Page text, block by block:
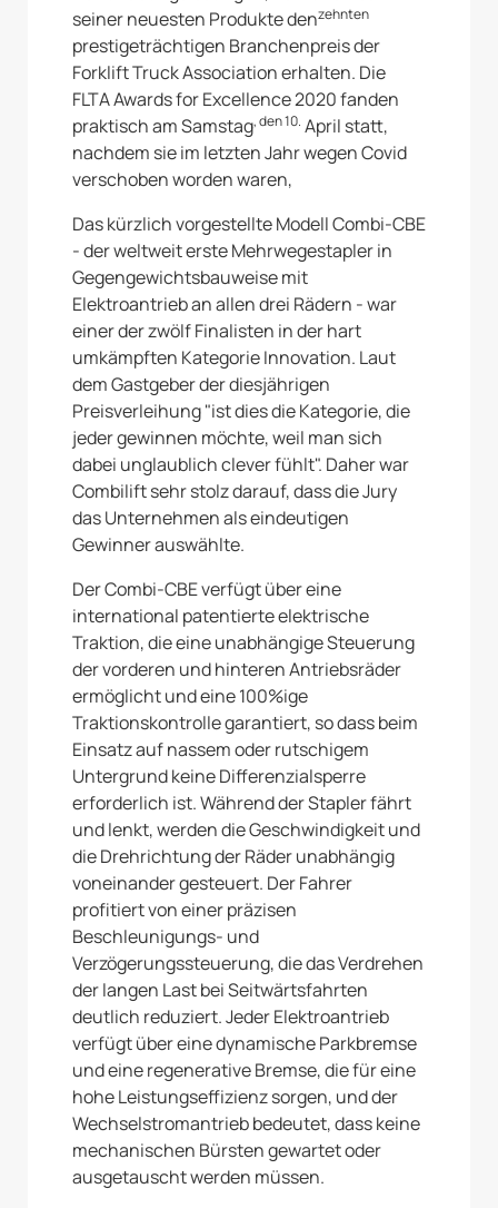
seiner neuesten Produkte denzehnten
prestigeträchtigen Branchenpreis der
Forklift Truck Association erhalten. Die
FLTA Awards for Excellence 2020 fanden
praktisch am Samstag, den 10. April statt,
nachdem sie im letzten Jahr wegen Covid
verschoben worden waren,
Das kürzlich vorgestellte Modell Combi-CBE
- der weltweit erste Mehrwegestapler in
Gegengewichtsbauweise mit
Elektroantrieb an allen drei Rädern - war
einer der zwölf Finalisten in der hart
umkämpften Kategorie Innovation. Laut
dem Gastgeber der diesjährigen
Preisverleihung "ist dies die Kategorie, die
jeder gewinnen möchte, weil man sich
dabei unglaublich clever fühlt". Daher war
Combilift sehr stolz darauf, dass die Jury
das Unternehmen als eindeutigen
Gewinner auswählte.
Der Combi-CBE verfügt über eine
international patentierte elektrische
Traktion, die eine unabhängige Steuerung
der vorderen und hinteren Antriebsräder
ermöglicht und eine 100%ige
Traktionskontrolle garantiert, so dass beim
Einsatz auf nassem oder rutschigem
Untergrund keine Differenzialsperre
erforderlich ist. Während der Stapler fährt
und lenkt, werden die Geschwindigkeit und
die Drehrichtung der Räder unabhängig
voneinander gesteuert. Der Fahrer
profitiert von einer präzisen
Beschleunigungs- und
Verzögerungssteuerung, die das Verdrehen
der langen Last bei Seitwärtsfahrten
deutlich reduziert. Jeder Elektroantrieb
verfügt über eine dynamische Parkbremse
und eine regenerative Bremse, die für eine
hohe Leistungseffizienz sorgen, und der
Wechselstromantrieb bedeutet, dass keine
mechanischen Bürsten gewartet oder
ausgetauscht werden müssen.